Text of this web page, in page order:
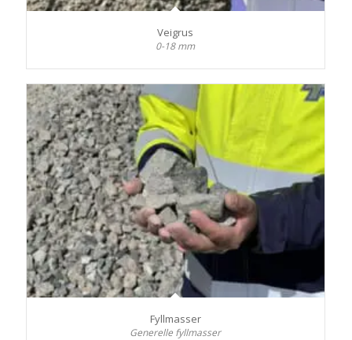
Veigrus
0-18 mm
Fyllmasser
Generelle fyllmasser